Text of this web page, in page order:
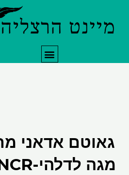
תפריט
גאוטם אדאני